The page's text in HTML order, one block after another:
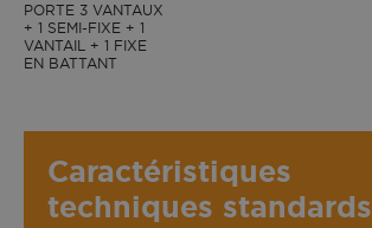
PORTE 3 VANTAUX
+ 1 SEMI-FIXE + 1
VANTAIL + 1 FIXE
EN BATTANT
Caractéristiques
techniques standards